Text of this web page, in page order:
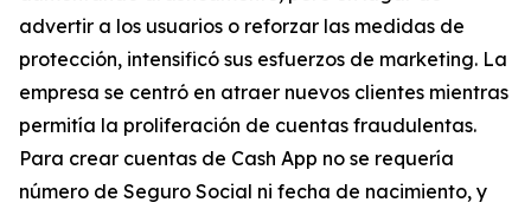
advertir a los usuarios o reforzar las medidas de
protección, intensificó sus esfuerzos de marketing. La
empresa se centró en atraer nuevos clientes mientras
permitía la proliferación de cuentas fraudulentas.
Para crear cuentas de Cash App no ​​se requería
número de Seguro Social ni fecha de nacimiento, y